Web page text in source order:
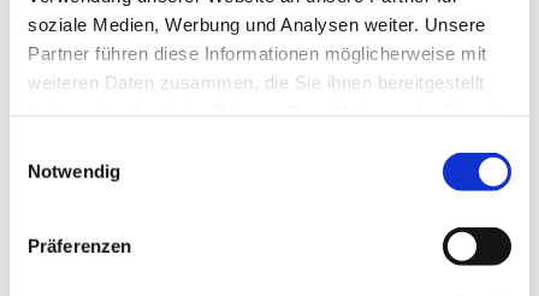
soziale Medien, Werbung und Analysen weiter. Unsere
Partner führen diese Informationen möglicherweise mit
weiteren Daten zusammen, die Sie ihnen bereitgestellt
Notwendig
Präferenzen